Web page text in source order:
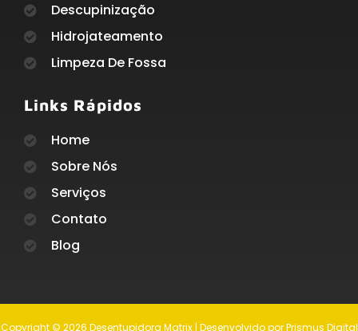
Descupinização
Hidrojateamento
Limpeza De Fossa
Links Rápidos
Home
Sobre Nós
Serviços
Contato
Blog
Copyright © 2026 Desentupidora Matrix | Desenvolvido por Prismus Digital